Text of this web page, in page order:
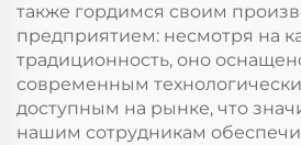
также гордимся своим
предприятием: несмотря на
традиционность, оно
современным
доступным на рынке, что
нашим сотрудникам